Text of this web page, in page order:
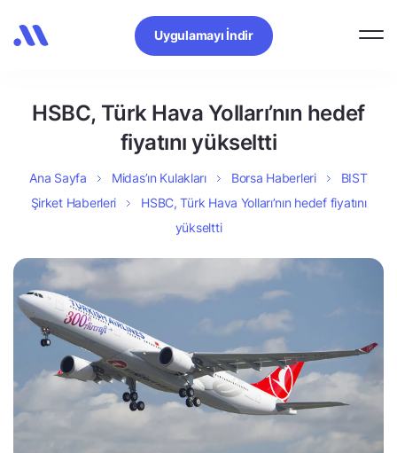
Uygulamayı İndir
HSBC, Türk Hava Yolları’nın hedef
fiyatını yükseltti
Ana Sayfa Midas’ın Kulakları Borsa Haberleri
BIST
Şirket Haberleri
HSBC, Türk Hava Yolları’nın hedef fiyatını
yükseltti